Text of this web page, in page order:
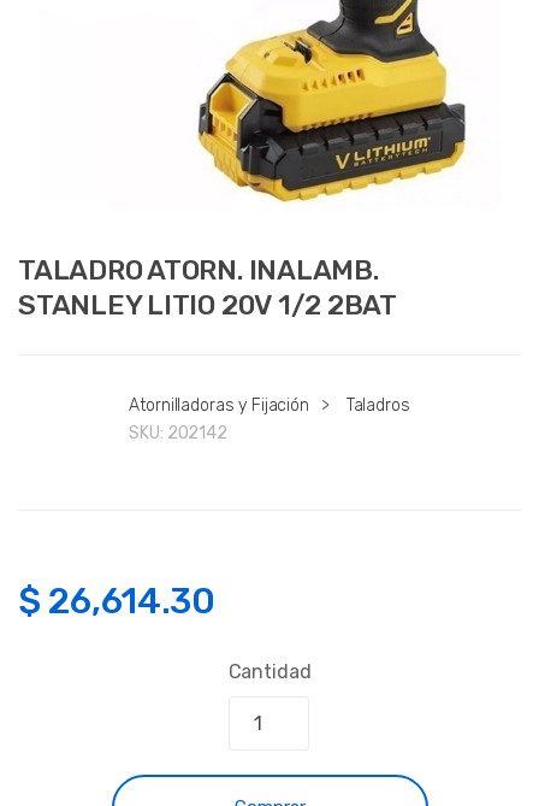
TALADRO ATORN. INALAMB.
STANLEY LITIO 20V 1/2 2BAT
Atornilladoras y Fijación >
Taladros
SKU: 202142
$ 26,614.30
Cantidad